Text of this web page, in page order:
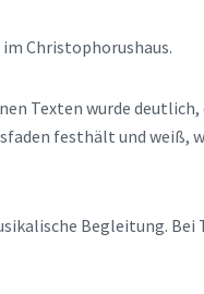
Christophorushaus.
Texten wurde deutlich,
festhält und weiß,
Begleitung. Bei